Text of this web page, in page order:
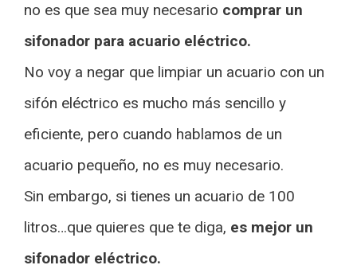
no es que sea muy necesario comprar un
sifonador para acuario eléctrico.
No voy a negar que limpiar un acuario con un
sifón eléctrico es mucho más sencillo y
eficiente, pero cuando hablamos de un
acuario pequeño, no es muy necesario.
Sin embargo, si tienes un acuario de 100
litros…que quieres que te diga, es mejor un
sifonador eléctrico.